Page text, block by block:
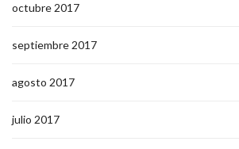
octubre 2017
septiembre 2017
agosto 2017
julio 2017